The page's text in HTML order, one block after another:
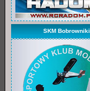
SKM Bobrowniki